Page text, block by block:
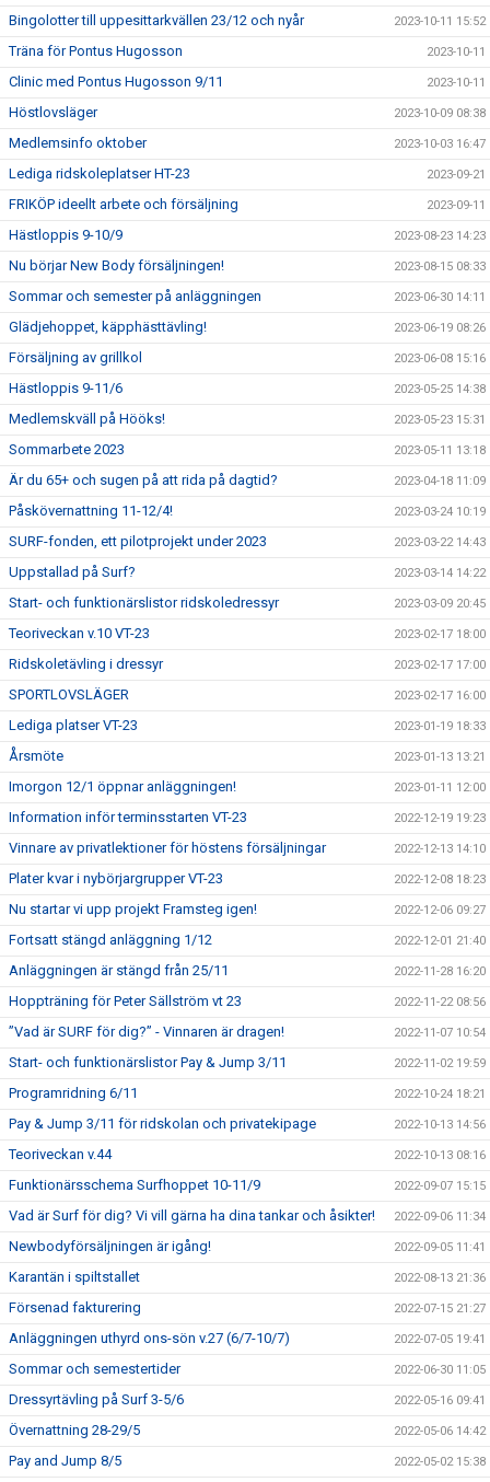
Bingolotter till uppesittarkvällen 23/12 och nyår 2023-10-11 15:52
Träna för Pontus Hugosson 2023-10-11
Clinic med Pontus Hugosson 9/11 2023-10-11
Höstlovsläger 2023-10-09 08:38
Medlemsinfo oktober 2023-10-03 16:47
Lediga ridskoleplatser HT-23 2023-09-21
FRIKÖP ideellt arbete och försäljning 2023-09-11
Hästloppis 9-10/9 2023-08-23 14:23
Nu börjar New Body försäljningen! 2023-08-15 08:33
Sommar och semester på anläggningen 2023-06-30 14:11
Glädjehoppet, käpphästtävling! 2023-06-19 08:26
Försäljning av grillkol 2023-06-08 15:16
Hästloppis 9-11/6 2023-05-25 14:38
Medlemskväll på Hööks! 2023-05-23 15:31
Sommarbete 2023 2023-05-11 13:18
Är du 65+ och sugen på att rida på dagtid? 2023-04-18 11:09
Påskövernattning 11-12/4! 2023-03-24 10:19
SURF-fonden, ett pilotprojekt under 2023 2023-03-22 14:43
Uppstallad på Surf? 2023-03-14 14:22
Start- och funktionärslistor ridskoledressyr 2023-03-09 20:45
Teoriveckan v.10 VT-23 2023-02-17 18:00
Ridskoletävling i dressyr 2023-02-17 17:00
SPORTLOVSLÄGER 2023-02-17 16:00
Lediga platser VT-23 2023-01-19 18:33
Årsmöte 2023-01-13 13:21
Imorgon 12/1 öppnar anläggningen! 2023-01-11 12:00
Information inför terminsstarten VT-23 2022-12-19 19:23
Vinnare av privatlektioner för höstens försäljningar 2022-12-13 14:10
Plater kvar i nybörjargrupper VT-23 2022-12-08 18:23
Nu startar vi upp projekt Framsteg igen! 2022-12-06 09:27
Fortsatt stängd anläggning 1/12 2022-12-01 21:40
Anläggningen är stängd från 25/11 2022-11-28 16:20
Hoppträning för Peter Sällström vt 23 2022-11-22 08:56
”Vad är SURF för dig?” - Vinnaren är dragen! 2022-11-07 10:54
Start- och funktionärslistor Pay & Jump 3/11 2022-11-02 19:59
Programridning 6/11 2022-10-24 18:21
Pay & Jump 3/11 för ridskolan och privatekipage 2022-10-13 14:56
Teoriveckan v.44 2022-10-13 08:16
Funktionärsschema Surfhoppet 10-11/9 2022-09-07 15:15
Vad är Surf för dig? Vi vill gärna ha dina tankar och åsikter! 2022-09-06 11:34
Newbodyförsäljningen är igång! 2022-09-05 11:41
Karantän i spiltstallet 2022-08-13 21:36
Försenad fakturering 2022-07-15 21:27
Anläggningen uthyrd ons-sön v.27 (6/7-10/7) 2022-07-05 19:41
Sommar och semestertider 2022-06-30 11:05
Dressyrtävling på Surf 3-5/6 2022-05-16 09:41
Övernattning 28-29/5 2022-05-06 14:42
Pay and Jump 8/5 2022-05-02 15:38